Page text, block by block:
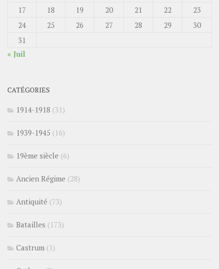
17
18 19 20 21 22
23
24
25 26 27 28 29
30
31
« Juil
CATÉGORIES
1914-1918 (31)
1939-1945 (16)
19ème siècle (6)
Ancien Régime (28)
Antiquité (73)
Batailles (173)
Castrum (1)